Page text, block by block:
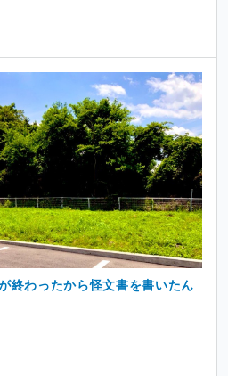
終わったから怪文書を書いたん